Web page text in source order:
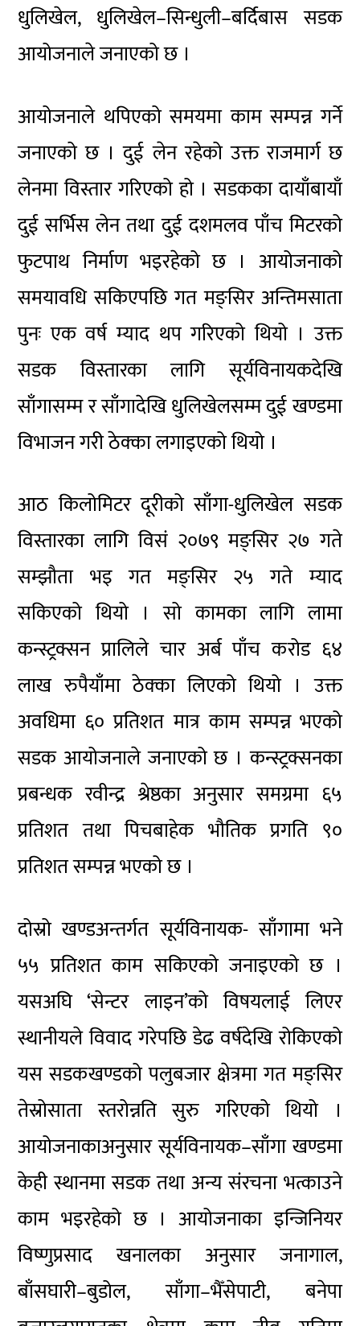
धुलिखेल, धुलिखेल–सिन्धुली–बर्दिबास सडक
आयोजनाले जनाएको छ ।
आयोजनाले थपिएको समयमा काम सम्पन्न गर्ने
जनाएको छ । दुई लेन रहेको उक्त राजमार्ग छ
लेनमा विस्तार गरिएको हो । सडकका दायाँबायाँ
दुई सर्भिस लेन तथा दुई दशमलव पाँच मिटरको
फुटपाथ निर्माण भइरहेको छ । आयोजनाको
समयावधि सकिएपछि गत मङ्सिर अन्तिमसाता
पुनः एक वर्ष म्याद थप गरिएको थियो । उक्त
सडक विस्तारका लागि सूर्यविनायकदेखि
साँगासम्म र साँगादेखि धुलिखेलसम्म दुई खण्डमा
विभाजन गरी ठेक्का लगाइएको थियो ।
आठ किलोमिटर दूरीको साँगा-धुलिखेल सडक
विस्तारका लागि विसं २०७९ मङ्सिर २७ गते
सम्झौता भइ गत मङ्सिर २५ गते म्याद
सकिएको थियो । सो कामका लागि लामा
कन्स्ट्रक्सन प्रालिले चार अर्ब पाँच करोड ६४
लाख रुपैयाँमा ठेक्का लिएको थियो । उक्त
अवधिमा ६० प्रतिशत मात्र काम सम्पन्न भएको
सडक आयोजनाले जनाएको छ । कन्स्ट्रक्सनका
प्रबन्धक रवीन्द्र श्रेष्ठका अनुसार समग्रमा ६५
प्रतिशत तथा पिचबाहेक भौतिक प्रगति ९०
प्रतिशत सम्पन्न भएको छ ।
दोस्रो खण्डअन्तर्गत सूर्यविनायक- साँगामा भने
५५ प्रतिशत काम सकिएको जनाइएको छ ।
यसअघि ‘सेन्टर लाइन’को विषयलाई लिएर
स्थानीयले विवाद गरेपछि डेढ वर्षदेखि रोकिएको
यस सडकखण्डको पलुबजार क्षेत्रमा गत मङ्सिर
तेस्रोसाता स्तरोन्नति सुरु गरिएको थियो ।
आयोजनाकाअनुसार सूर्यविनायक–साँगा खण्डमा
केही स्थानमा सडक तथा अन्य संरचना भत्काउने
काम भइरहेको छ । आयोजनाका इन्जिनियर
विष्णुप्रसाद खनालका अनुसार जनागाल,
बाँसघारी–बुडोल, साँगा–भैँसेपाटी, बनेपा